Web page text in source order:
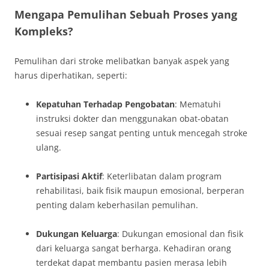
Mengapa Pemulihan Sebuah Proses yang
Kompleks?
Pemulihan dari stroke melibatkan banyak aspek yang
harus diperhatikan, seperti:
Kepatuhan Terhadap Pengobatan: Mematuhi
instruksi dokter dan menggunakan obat-obatan
sesuai resep sangat penting untuk mencegah stroke
ulang.
Partisipasi Aktif: Keterlibatan dalam program
rehabilitasi, baik fisik maupun emosional, berperan
penting dalam keberhasilan pemulihan.
Dukungan Keluarga: Dukungan emosional dan fisik
dari keluarga sangat berharga. Kehadiran orang
terdekat dapat membantu pasien merasa lebih